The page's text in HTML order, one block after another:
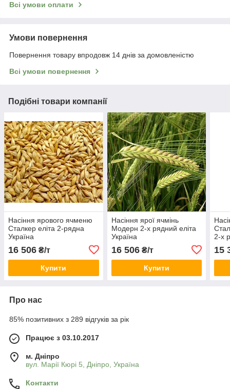
Всі умови оплати
Умови повернення
Повернення товару впродовж 14 днів за домовленістю
Всі умови повернення
Подібні товари компанії
Насіння ярового ячменю
Сталкер еліта 2-рядна
Україна
16 506 ₴/т
Купити
Насіння ярої ячмінь
Модерн 2-х рядний еліта
Україна
16 506₴/т
Купити
2-х
15
Про нас
85% позитивних з 289 відгуків за рік
Працює з 03.10.2017
м. Дніпро
вул. Марії Кюрі 5, Дніпро, Україна
Контакти